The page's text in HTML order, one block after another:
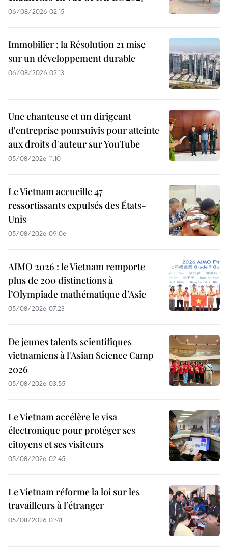
06/08/2026 02:15
Immobilier : la Résolution 21 mise
sur un développement durable
06/08/2026 02:13
Une chanteuse et un dirigeant
d'entreprise poursuivis pour atteinte
aux droits d'auteur sur YouTube
05/08/2026 11:10
Le Vietnam accueille 47
ressortissants expulsés des États-
Unis
05/08/2026 09:06
AIMO 2026 : le Vietnam remporte
plus de 200 distinctions à
l’Olympiade mathématique d’Asie
05/08/2026 07:23
De jeunes talents scientifiques
vietnamiens à l'Asian Science Camp
2026
05/08/2026 03:55
Le Vietnam accélère le visa
électronique pour protéger ses
citoyens et ses visiteurs
05/08/2026 02:45
Le Vietnam réforme la loi sur les
travailleurs à l’étranger
05/08/2026 01:41